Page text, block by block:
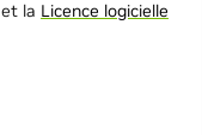
et la Licence logicielle